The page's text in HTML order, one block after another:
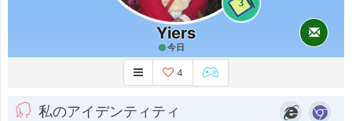
3
Yiers
今日
4
私のアイデンティティ